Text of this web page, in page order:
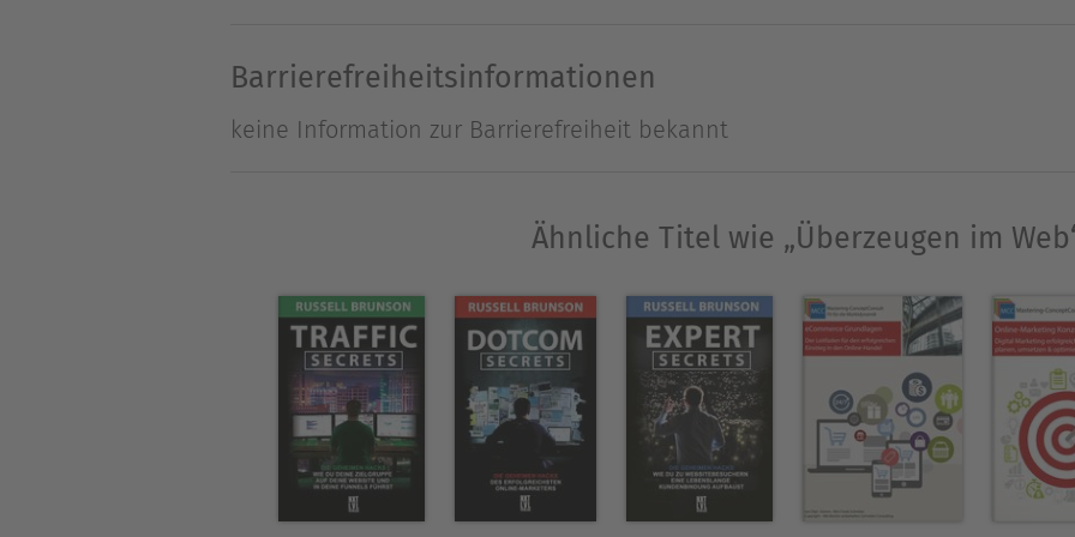
Barrierefreiheitsinformationen
keine Information zur Barrierefreiheit bekannt
Ähnliche Titel wie „Überzeugen im